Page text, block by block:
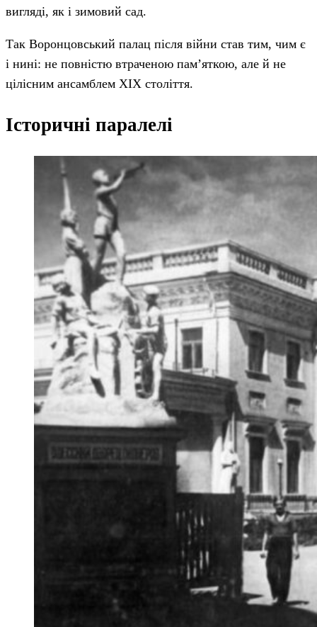
вигляді, як і зимовий сад.
Так Воронцовський палац після війни став тим, чим є
і нині: не повністю втраченою пам’яткою, але й не
цілісним ансамблем XIX століття.
Історичні паралелі